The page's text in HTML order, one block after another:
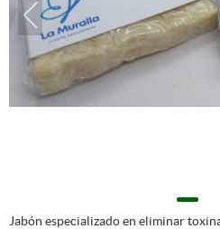
Jabón especializado en eliminar